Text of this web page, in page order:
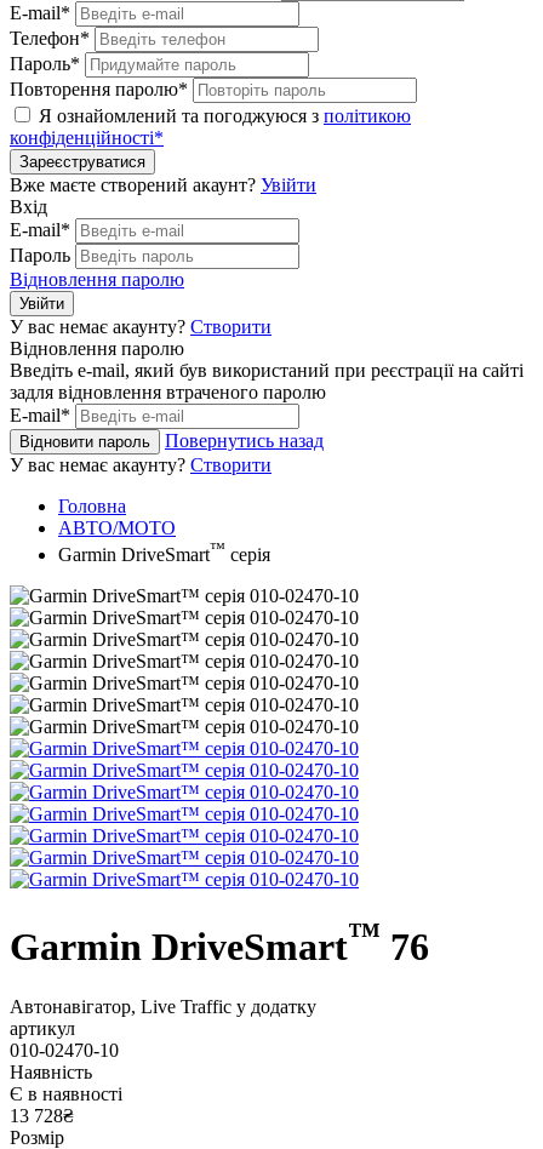
E-mail*
Телефон*
Пароль*
Повторення паролю*
Я ознайомлений та погоджуюся з політикою
конфіденційності*
Зареєструватися
Вже маєте створений акаунт? Увійти
Вхід
E-mail*
Пароль
Відновлення паролю
Увійти
У вас немає акаунту? Створити
Відновлення паролю
Введіть e-mail, який був використаний при реєстрації на сайті
задля відновлення втраченого паролю
E-mail*
Відновити пароль
Повернутись назад
У вас немає акаунту? Створити
Головна
АВТО/МОТО
Garmin DriveSmart™ серія
Garmin DriveSmart™ 76
Автонавігатор, Live Traffic у додатку
артикул
010-02470-10
Наявність
Є в наявності
13 728₴
Розмір